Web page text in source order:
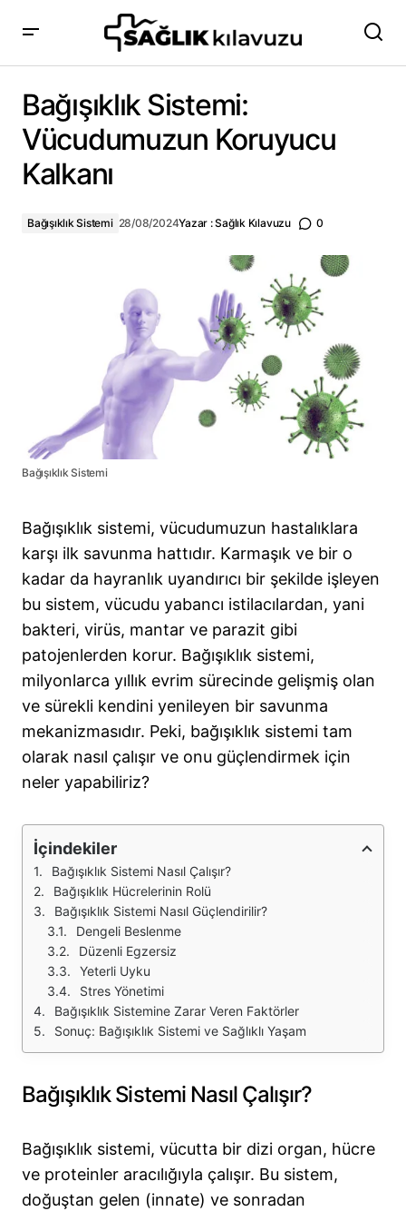
Bağışıklık Sistemi:
Vücudumuzun Koruyucu
Kalkanı
Bağışıklık Sistemi 28/08/2024Yazar :Sağlık Kılavuzu 0
Bağışıklık Sistemi
Bağışıklık sistemi, vücudumuzun hastalıklara
karşı ilk savunma hattıdır. Karmaşık ve bir o
kadar da hayranlık uyandırıcı bir şekilde işleyen
bu sistem, vücudu yabancı istilacılardan, yani
bakteri, virüs, mantar ve parazit gibi
patojenlerden korur. Bağışıklık sistemi,
milyonlarca yıllık evrim sürecinde gelişmiş olan
ve sürekli kendini yenileyen bir savunma
mekanizmasıdır. Peki, bağışıklık sistemi tam
olarak nasıl çalışır ve onu güçlendirmek için
neler yapabiliriz?
İçindekiler
Bağışıklık Sistemi Nasıl Çalışır?
Bağışıklık Hücrelerinin Rolü
Bağışıklık Sistemi Nasıl Güçlendirilir?
Dengeli Beslenme
Düzenli Egzersiz
Yeterli Uyku
Stres Yönetimi
Bağışıklık Sistemine Zarar Veren Faktörler
Sonuç: Bağışıklık Sistemi ve Sağlıklı Yaşam
Bağışıklık Sistemi Nasıl Çalışır?
Bağışıklık sistemi, vücutta bir dizi organ, hücre
ve proteinler aracılığıyla çalışır. Bu sistem,
doğuştan gelen (innate) ve sonradan